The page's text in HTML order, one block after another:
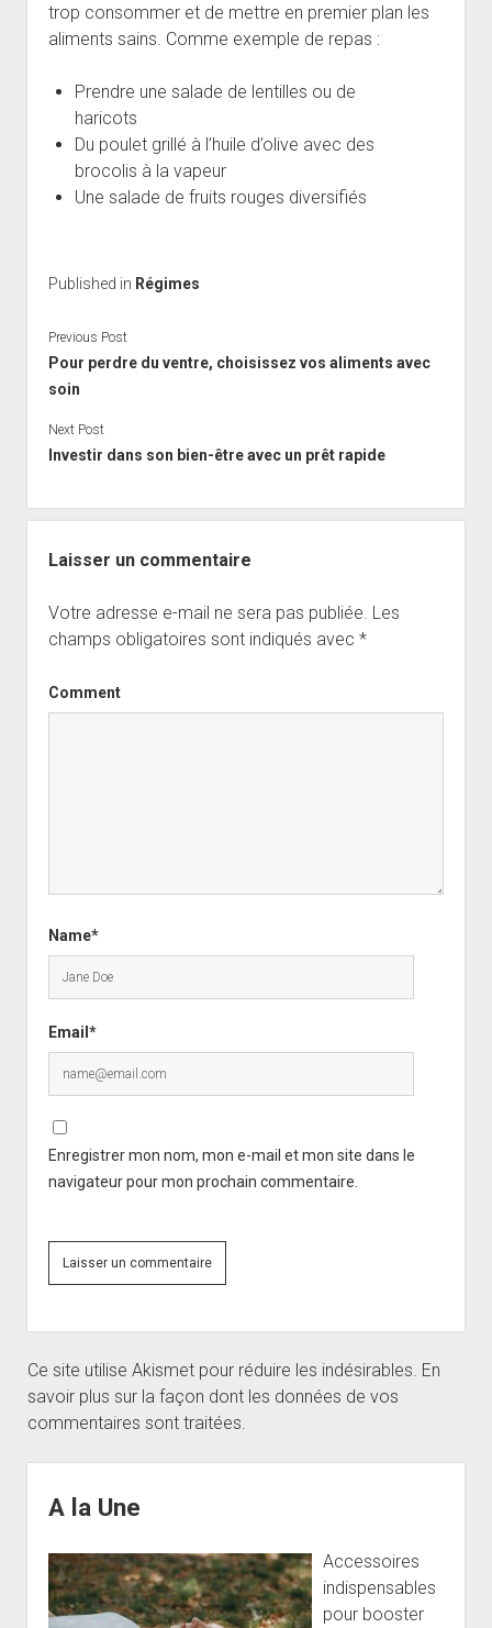
trop consommer et de mettre en premier plan les
aliments sains. Comme exemple de repas :
Prendre une salade de lentilles ou de
haricots
Du poulet grillé à l’huile d’olive avec des
brocolis à la vapeur
Une salade de fruits rouges diversifiés
Published in Régimes
Previous Post
Pour perdre du ventre, choisissez vos aliments avec
soin
Next Post
Investir dans son bien-être avec un prêt rapide
Laisser un commentaire
Votre adresse e-mail ne sera pas publiée. Les
champs obligatoires sont indiqués avec *
Comment
Name*
Email*
Enregistrer mon nom, mon e-mail et mon site dans le
navigateur pour mon prochain commentaire.
Ce site utilise Akismet pour réduire les indésirables. En
savoir plus sur la façon dont les données de vos
commentaires sont traitées
A la Une
Accessoires
indispensables
pour booster